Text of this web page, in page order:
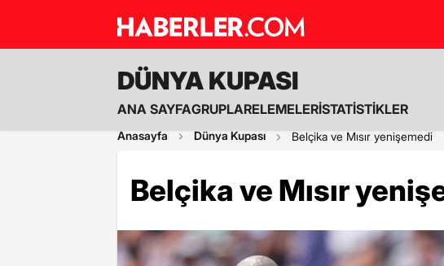
DÜNYA KUPASI
ANA SAYFAGRUPLARELEMELERİSTATİSTİKLER
Anasayfa Dünya Kupası Belçika ve Mısır yenişemedi
Belçika ve Mısır